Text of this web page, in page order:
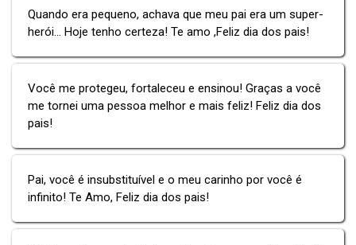
Quando era pequeno, achava que meu pai era um super-
herói... Hoje tenho certeza! Te amo ,Feliz dia dos pais!
Você me protegeu, fortaleceu e ensinou! Graças a você
me tornei uma pessoa melhor e mais feliz! Feliz dia dos
pais!
Pai, você é insubstituível e o meu carinho por você é
infinito! Te Amo, Feliz dia dos pais!